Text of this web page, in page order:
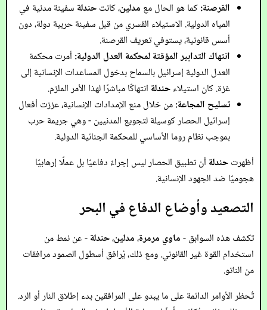
القرصنة:كما هو الحال مع مدلين، كانتحندلة سفينة مدنية في
المياه الدولية. الاستيلاء القسري من قبل سفينة حربية دولة، دون
أسس قانونية، يستوفي تعريف القرصنة.
انتهاك التدابير المؤقتة لمحكمة العدل الدولية: أمرت محكمة
العدل الدولية إسرائيل بالسماح بدخول المساعدات الإنسانية إلى
غزة. كان استيلاءحندلة انتهاكًا مباشرًا لهذا الأمر الملزم.
تسليح المجاعة:من خلال منع الإمدادات الإنسانية، عززت أفعال
إسرائيل الحصار كوسيلة لتجويع المدنيين - وهي جريمة حرب
بموجب نظام روما الأساسي للمحكمة الجنائية الدولية.
أظهرتحندلة أن تطبيق الحصار ليس إجراءً دفاعيًا بل عملًا إرهابيًا
هجوميًا ضد الجهود الإنسانية.
التصعيد وأوضاع الدفاع في البحر
تكشف هذه السوابق -ماوي مرمرة،مدلين،حندلة- عن نمط من
استخدام القوة غير القانوني. ومع ذلك، يُرافق أسطول الصمود مرافقات
من الناتو.
تُحظر الأوامر الدائمة على ما يبدو على المرافقين بدء إطلاق النار أو الرد.